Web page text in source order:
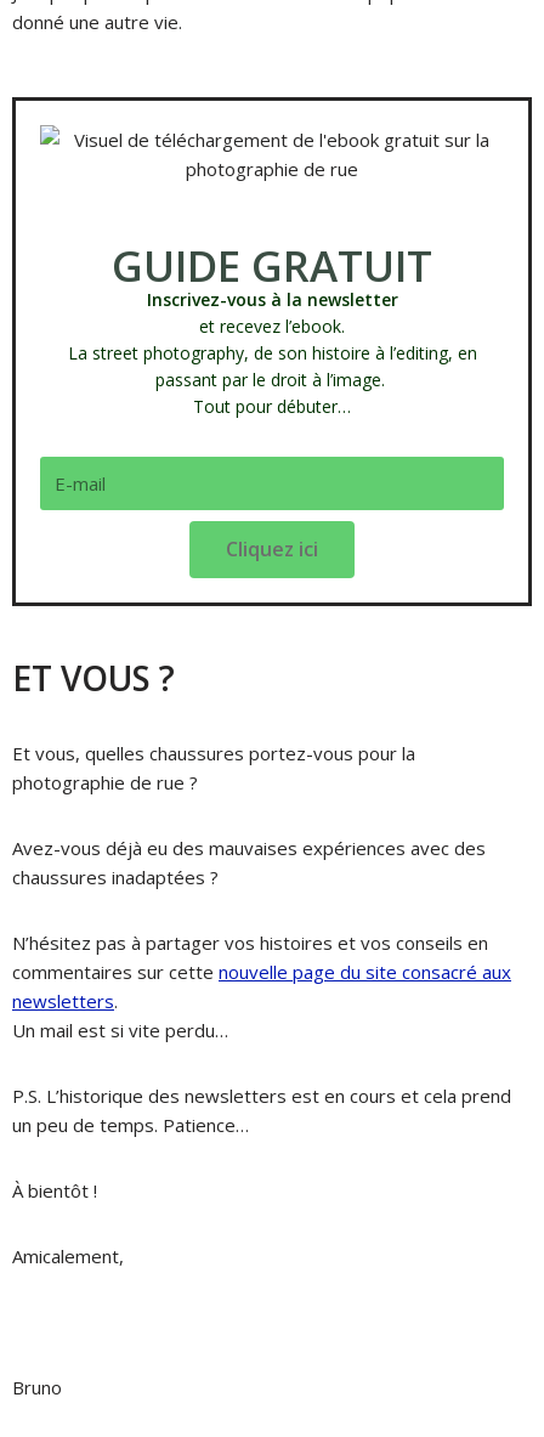
donné une autre vie.
GUIDE GRATUIT
Inscrivez-vous à la newsletter
et recevez l’ebook.
La street photography, de son histoire à l’editing, en
passant par le droit à l’image.
Tout pour débuter…
Cliquez ici
ET VOUS ?
Et vous, quelles chaussures portez-vous pour la
photographie de rue ?
Avez-vous déjà eu des mauvaises expériences avec des
chaussures inadaptées ?
N’hésitez pas à partager vos histoires et vos conseils en
commentaires sur cette nouvelle page du site consacré aux
newsletters.
Un mail est si vite perdu…
P.S. L’historique des newsletters est en cours et cela prend
un peu de temps. Patience…
À bientôt !
Amicalement,
Bruno